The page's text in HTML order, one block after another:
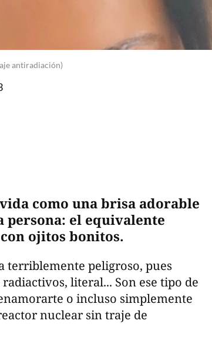
antiradiación)
como una brisa adorable
persona: el equivalente
ojitos bonitos.
terriblemente peligroso, pues
literal... Son ese tipo de
o incluso simplemente
nuclear sin traje de